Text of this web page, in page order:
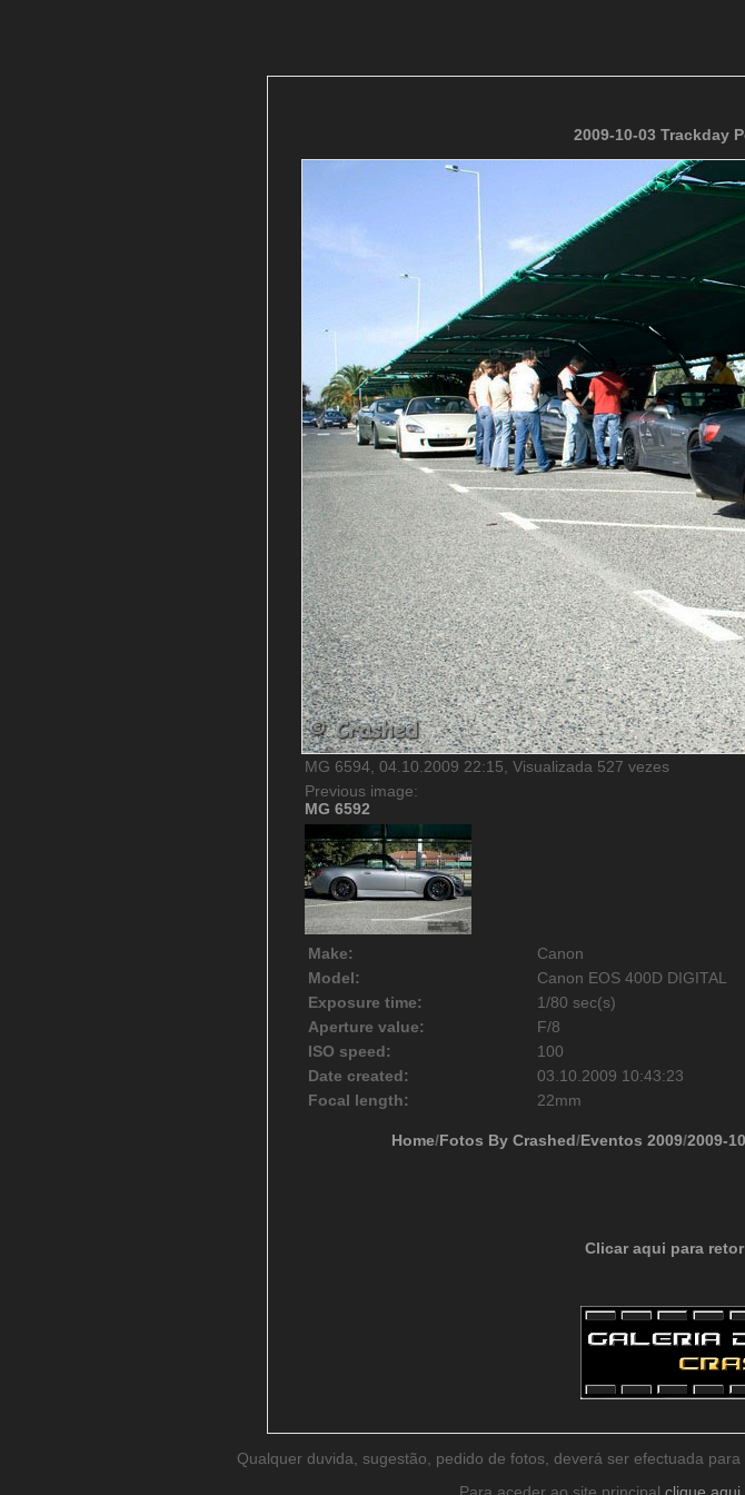
2009-10-03 Trackday
MG 6594, 04.10.2009 22:15, Visualizada 527 vezes
Previous image:
MG 6592
Make:
Canon
Model:
Canon EOS 400D DIGITAL
Exposure time:
1/80 sec(s)
Aperture value:
F/8
ISO speed:
100
Date created:
03.10.2009 10:43:23
Focal length:
22mm
Home/Fotos By Crashed/Eventos 2009/2009-
Clicar aqui para
Qualquer duvida, sugestão, pedido de fotos, deverá ser efectuada